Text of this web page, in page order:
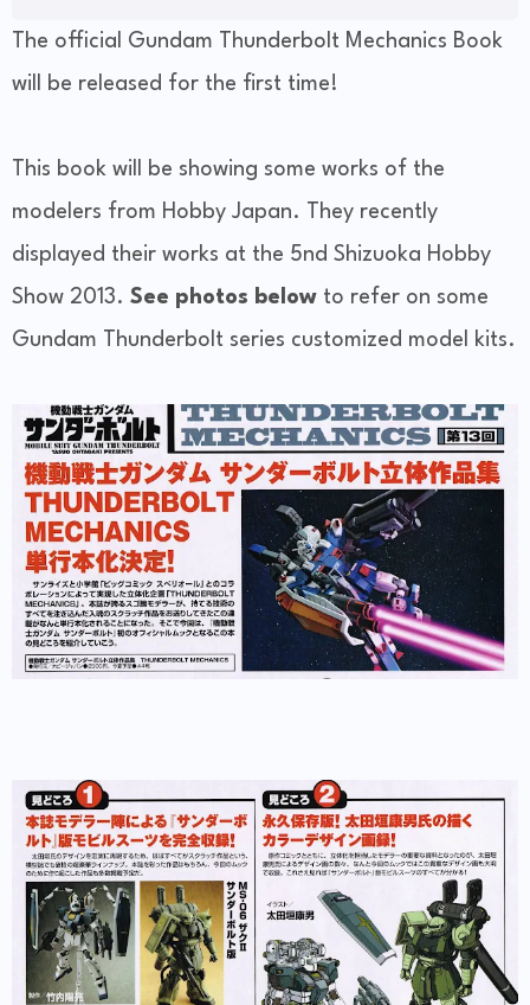
The official Gundam Thunderbolt Mechanics Book
will be released for the first time!
This book will be showing some works of the
modelers from Hobby Japan. They recently
displayed their works at the 5nd Shizuoka Hobby
Show 2013. See photos below to refer on some
Gundam Thunderbolt series customized model kits.